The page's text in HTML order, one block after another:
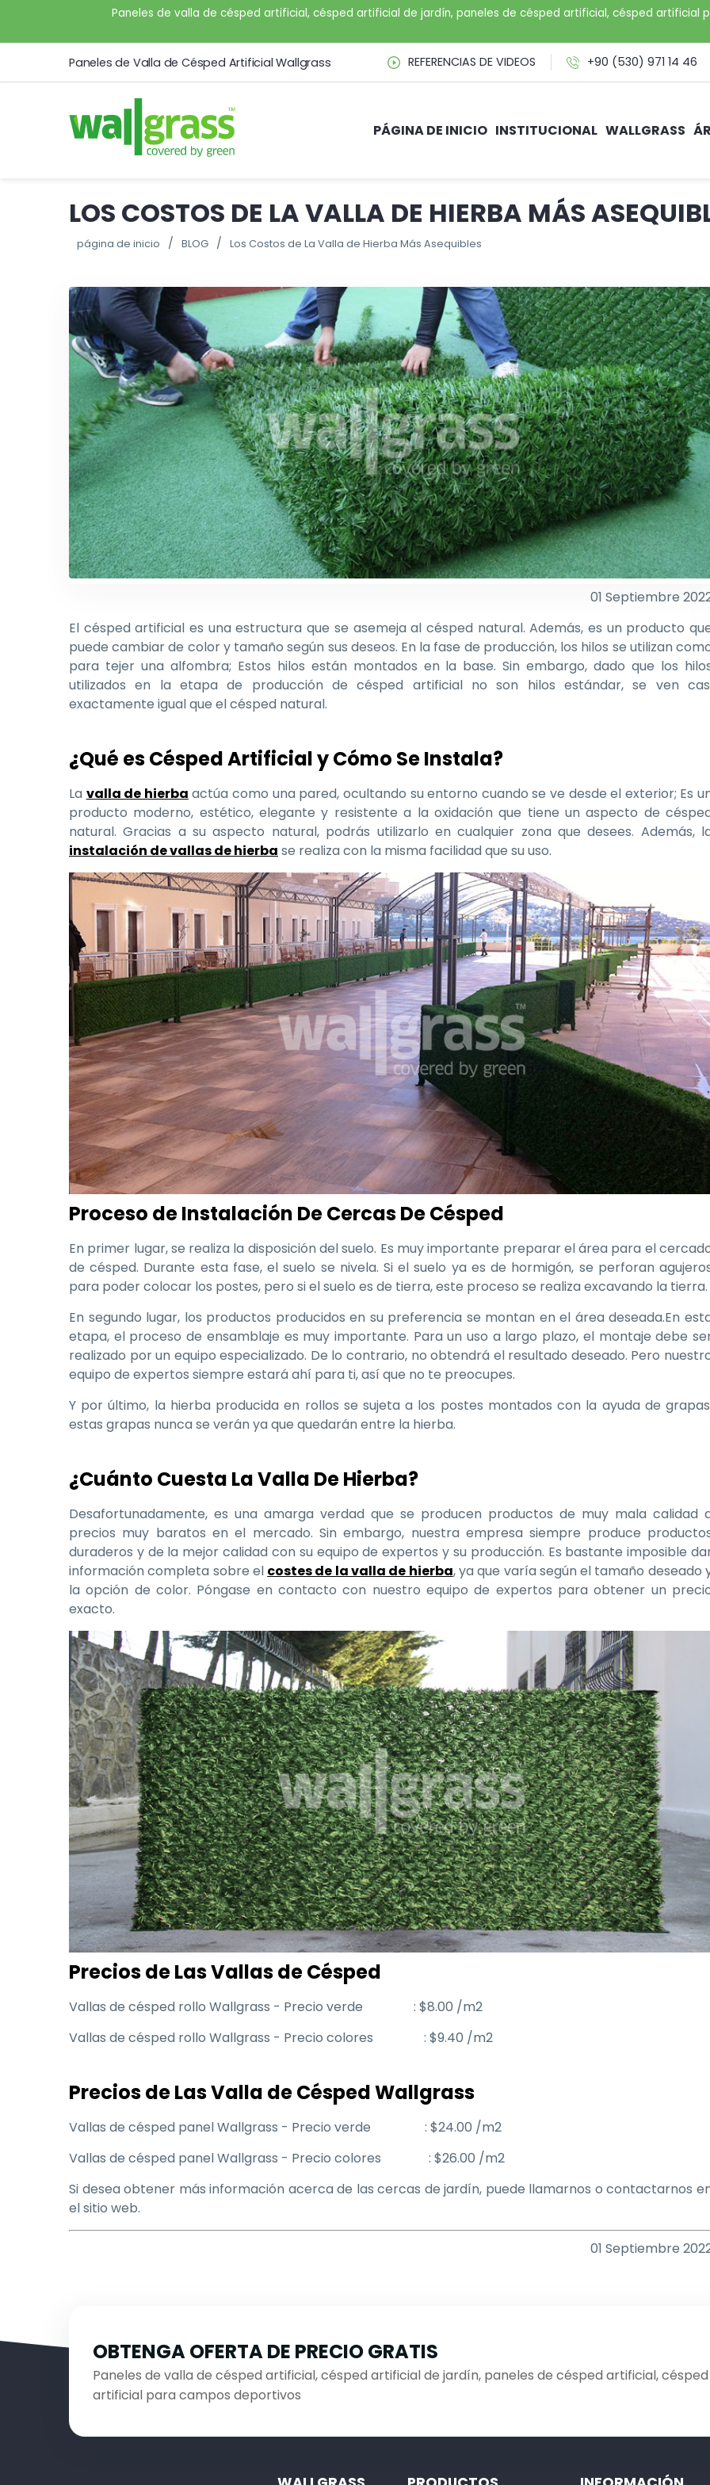
Paneles de valla de césped artificial, césped artificial de jardín, paneles de césped artificial, césped artificial
Paneles de Valla de Césped Artificial Wallgrass REFERENCIAS DE VIDEOS +90 (530) 971 14 46
PÁGINA DE INICIO INSTITUCIONAL WALLGRASS
LOS COSTOS DE LA VALLA DE HIERBA MÁS
página de inicio BLOG Los Costos de La Valla de Hierba Más Asequibles
01 Septiembre
El césped artificial es una estructura que se asemeja al césped natural. Además, es un producto
puede cambiar de color y tamaño según sus deseos. En la fase de producción, los hilos se utilizan
para tejer una alfombra; Estos hilos están montados en la base. Sin embargo, dado que los
utilizados en la etapa de producción de césped artificial no son hilos estándar, se ven
exactamente igual que el césped natural.
¿Qué es Césped Artificial y Cómo Se Instala?
La valla de hierba actúa como una pared, ocultando su entorno cuando se ve desde el exterior; Es
producto moderno, estético, elegante y resistente a la oxidación que tiene un aspecto de
natural. Gracias a su aspecto natural, podrás utilizarlo en cualquier zona que desees. Además,
instalación de vallas de hierba se realiza con la misma facilidad que su uso.
Proceso de Instalación De Cercas De Césped
En primer lugar, se realiza la disposición del suelo. Es muy importante preparar el área para el
de césped. Durante esta fase, el suelo se nivela. Si el suelo ya es de hormigón, se perforan
para poder colocar los postes, pero si el suelo es de tierra, este proceso se realiza excavando la tierra.
En segundo lugar, los productos producidos en su preferencia se montan en el área deseada.En
etapa, el proceso de ensamblaje es muy importante. Para un uso a largo plazo, el montaje debe
realizado por un equipo especializado. De lo contrario, no obtendrá el resultado deseado. Pero
equipo de expertos siempre estará ahí para ti, así que no te preocupes.
Y por último, la hierba producida en rollos se sujeta a los postes montados con la ayuda de
estas grapas nunca se verán ya que quedarán entre la hierba.
¿Cuánto Cuesta La Valla De Hierba?
Desafortunadamente, es una amarga verdad que se producen productos de muy mala calidad
precios muy baratos en el mercado. Sin embargo, nuestra empresa siempre produce
duraderos y de la mejor calidad con su equipo de expertos y su producción. Es bastante imposible
información completa sobre el costes de la valla de hierba, ya que varía según el tamaño deseado
la opción de color. Póngase en contacto con nuestro equipo de expertos para obtener un
exacto.
Precios de Las Vallas de Césped
Vallas de césped rollo Wallgrass - Precio verde : $8.00 /m2
Vallas de césped rollo Wallgrass - Precio colores : $9.40 /m2
Precios de Las Valla de Césped Wallgrass
Vallas de césped panel Wallgrass - Precio verde : $24.00 /m2
Vallas de césped panel Wallgrass - Precio colores : $26.00 /m2
Si desea obtener más información acerca de las cercas de jardín, puede llamarnos o contactarnos
el sitio web.
01 Septiembre
OBTENGA OFERTA DE PRECIO GRATIS
Paneles de valla de césped artificial, césped artificial de jardín, paneles de césped artificial, césped
artificial para campos deportivos